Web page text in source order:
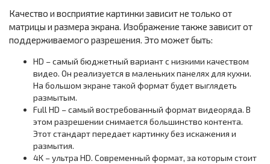
Качество и восприятие картинки зависит не только от
матрицы и размера экрана. Изображение также зависит от
поддерживаемого разрешения. Это может быть:
HD – самый бюджетный вариант с низкими качеством
видео. Он реализуется в маленьких панелях для кухни.
На большом экране такой формат будет выглядеть
размытым.
Full HD – самый востребованный формат видеоряда. В
этом разрешении снимается большинство контента.
Этот стандарт передает картинку без искажения и
размытия.
4K – ультра HD. Современный формат, за которым стоит